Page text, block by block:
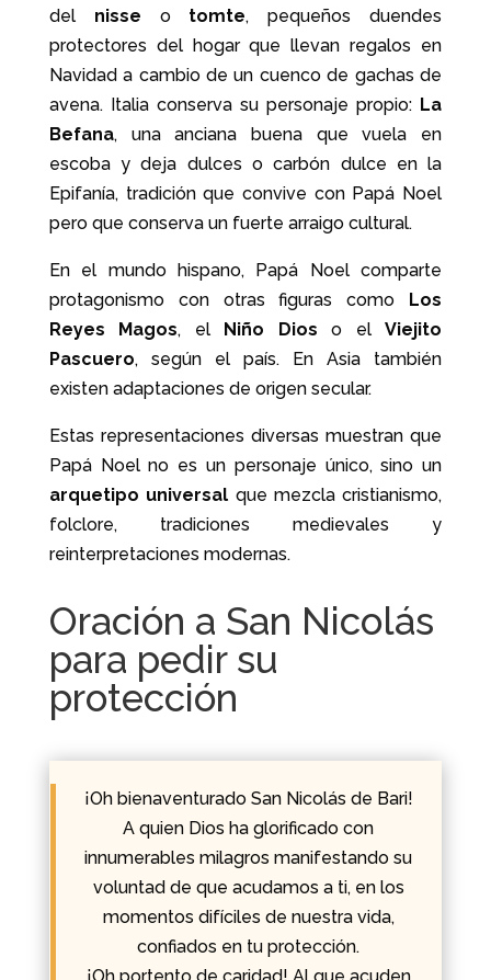
del nisse o tomte, pequeños duendes
protectores del hogar que llevan regalos en
Navidad a cambio de un cuenco de gachas de
avena. Italia conserva su personaje propio: La
Befana, una anciana buena que vuela en
escoba y deja dulces o carbón dulce en la
Epifanía, tradición que convive con Papá Noel
pero que conserva un fuerte arraigo cultural.
En el mundo hispano, Papá Noel comparte
protagonismo con otras figuras como Los
Reyes Magos, el Niño Dios o elViejito
Pascuero, según el país. En Asia también
existen adaptaciones de origen secular.
Estas representaciones diversas muestran que
Papá Noel no es un personaje único, sino un
arquetipo universal que mezcla cristianismo,
folclore, tradiciones medievales y
reinterpretaciones modernas.
Oración a San Nicolás
para pedir su
protección
¡Oh bienaventurado San Nicolás de Bari!
A quien Dios ha glorificado con
innumerables milagros manifestando su
voluntad de que acudamos a ti, en los
momentos difíciles de nuestra vida,
confiados en tu protección.